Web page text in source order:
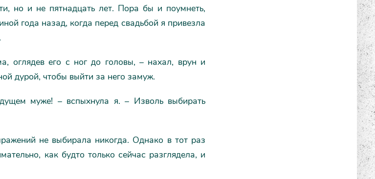
но и не пятнадцать лет. Пора бы и поумнеть,
года назад, когда перед свадьбой я привезла
оглядев его с ног до головы, – нахал, врун и
дурой, чтобы выйти за него замуж.
муже! – вспыхнула я. – Изволь выбирать
не выбирала никогда. Однако в тот раз
как будто только сейчас разглядела, и